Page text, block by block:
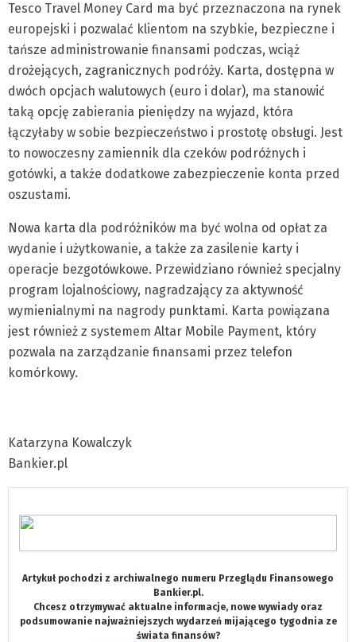
Tesco Travel Money Card ma być przeznaczona na rynek
europejski i pozwalać klientom na szybkie, bezpieczne i
tańsze administrowanie finansami podczas, wciąż
drożejących, zagranicznych podróży. Karta, dostępna w
dwóch opcjach walutowych (euro i dolar), ma stanowić
taką opcję zabierania pieniędzy na wyjazd, która
łączyłaby w sobie bezpieczeństwo i prostotę obsługi. Jest
to nowoczesny zamiennik dla czeków podróżnych i
gotówki, a także dodatkowe zabezpieczenie konta przed
oszustami.
Nowa karta dla podróżników ma być wolna od opłat za
wydanie i użytkowanie, a także za zasilenie karty i
operacje bezgotówkowe. Przewidziano również specjalny
program lojalnościowy, nagradzający za aktywność
wymienialnymi na nagrody punktami. Karta powiązana
jest również z systemem Altar Mobile Payment, który
pozwala na zarządzanie finansami przez telefon
komórkowy.
Katarzyna Kowalczyk
Bankier.pl
Artykuł pochodzi z archiwalnego numeru Przeglądu Finansowego
Bankier.pl.
Chcesz otrzymywać aktualne informacje, nowe wywiady oraz
podsumowanie najważniejszych wydarzeń mijającego tygodnia ze
świata finansów?